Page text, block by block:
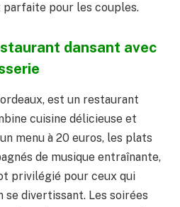
parfaite pour les couples.
dansant avec
est un restaurant
cuisine délicieuse et
menu à 20 euros, les plats
de musique entraînante,
privilégié pour ceux qui
divertissant. Les soirées